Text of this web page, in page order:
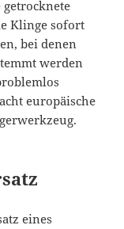
getrocknete
Klinge sofort
bei denen
werden
europäische
eines